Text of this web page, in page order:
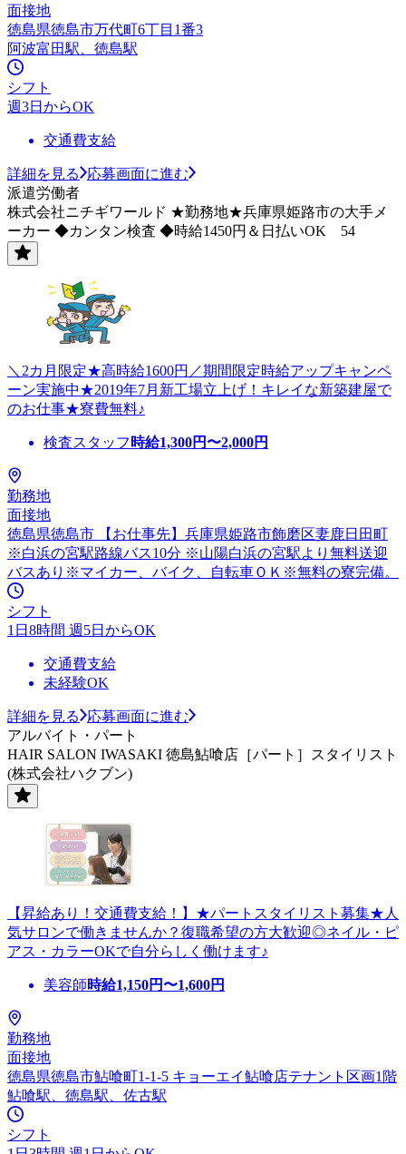
面接地
徳島県徳島市万代町6丁目1番3
阿波富田駅、徳島駅
シフト
週3日からOK
交通費支給
詳細を見る
応募画面に進む
派遣労働者
株式会社ニチギワールド ★勤務地★兵庫県姫路市の大手メ
ーカー ◆カンタン検査 ◆時給1450円＆日払いOK 54
＼2カ月限定★高時給1600円／期間限定時給アップキャンペ
ーン実施中★2019年7月新工場立上げ！キレイな新築建屋で
のお仕事★寮費無料♪
検査スタッフ 時給1,300円〜2,000円
勤務地
面接地
徳島県徳島市 【お仕事先】兵庫県姫路市飾磨区妻鹿日田町
※白浜の宮駅路線バス10分 ※山陽白浜の宮駅より無料送迎
バスあり※マイカー、バイク、自転車ＯＫ※無料の寮完備。
シフト
1日8時間 週5日からOK
交通費支給
未経験OK
詳細を見る
応募画面に進む
アルバイト・パート
HAIR SALON IWASAKI 徳島鮎喰店［パート］スタイリスト
(株式会社ハクブン)
【昇給あり！交通費支給！】★パートスタイリスト募集★人
気サロンで働きませんか？復職希望の方大歓迎◎ネイル・ピ
アス・カラーOKで自分らしく働けます♪
美容師時給1,150円〜1,600円
勤務地
面接地
徳島県徳島市鮎喰町1-1-5 キョーエイ鮎喰店テナント区画1階
鮎喰駅、徳島駅、佐古駅
シフト